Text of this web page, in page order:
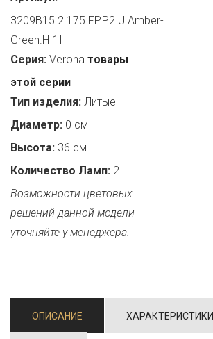
3209B15.2.175.FP.P2.U.Amber-
Green.H-1I
Серия: Verona товары
этой серии
Тип изделия: Литые
Диаметр: 0 см
Высота: 36 см
Количество Ламп: 2
Возможности цветовых
решений данной модели
уточняйте у менеджера.
ОПИСАНИЕ ХАРАКТЕРИСТИКИ